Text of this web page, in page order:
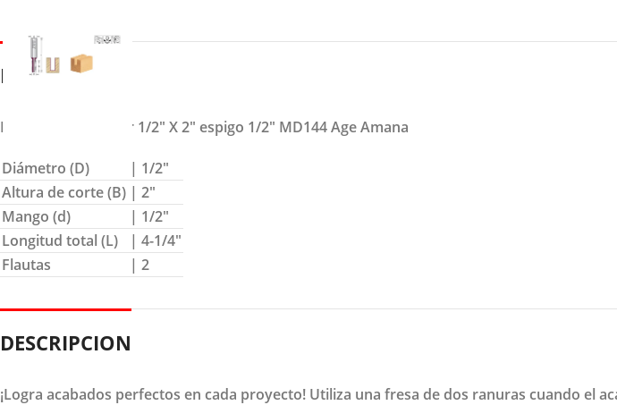
DETALLES
Fresa para acanalar 1/2″ X 2″ espigo 1/2″ MD144 Age Amana
Diámetro (D)
| 1/2″
Altura de corte (B) | 2″
Mango (d)
| 1/2″
Longitud total (L)
| 4-1/4″
Flautas
| 2
DESCRIPCION
¡Logra acabados perfectos en cada proyecto! Utiliza una fresa de dos ranuras cuando el